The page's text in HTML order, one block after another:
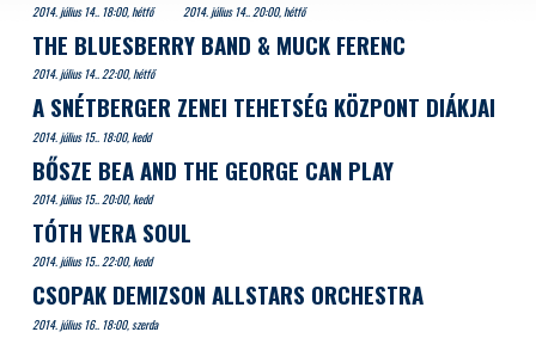
2014. július 14.. 18:00, hétfő 2014. július 14.. 20:00, hétfő
THE BLUESBERRY BAND & MUCK FERENC
2014. július 14.. 22:00, hétfő
A SNÉTBERGER ZENEI TEHETSÉG KÖZPONT DIÁKJAI
2014. július 15.. 18:00, kedd
BŐSZE BEA AND THE GEORGE CAN PLAY
2014. július 15.. 20:00, kedd
TÓTH VERA SOUL
2014. július 15.. 22:00, kedd
CSOPAK DEMIZSON ALLSTARS ORCHESTRA
2014. július 16.. 18:00, szerda